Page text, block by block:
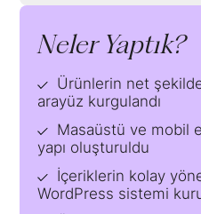
Neler Yaptık?
Ürünlerin net
arayüz kurgulandı
Masaüstü ve mobil
yapı oluşturuldu
İçeriklerin kolay
WordPress sistemi